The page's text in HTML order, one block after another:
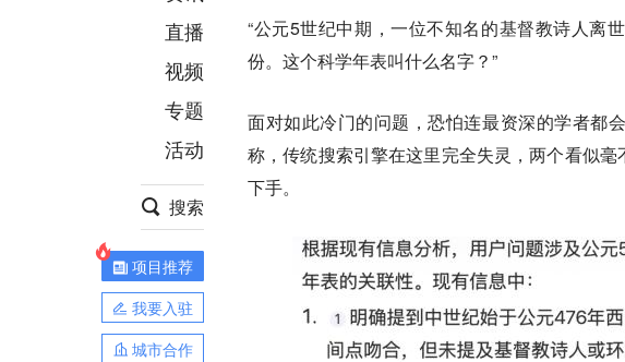
推荐
财经
项目推荐
安徽
直播
视频
专题
活动
搜索
项目推荐
我要入驻
城市合作
“公元5世纪中期，一位不知名的基督教诗人离
份。这个科学年表叫什么名字？”
面对如此冷门的问题，恐怕连最资深的学者都
称，传统搜索引擎在这里完全失灵，两个看似
下手。